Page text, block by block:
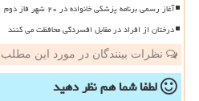
آغاز رسمی برنامه پزشکی خانواده در ۲۰ شهر فاز دوم
درختان از افراد در مقابل افسردگی محافظت می کنند
نظرات بینندگان در مورد این مطلب
لطفا شما همنظر دهید